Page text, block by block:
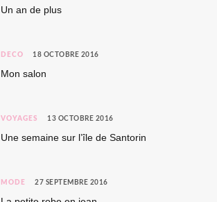
Un an de plus
DÉCO 18 OCTOBRE 2016
Mon salon
VOYAGES 13 OCTOBRE 2016
Une semaine sur l’île de Santorin
MODE 27 SEPTEMBRE 2016